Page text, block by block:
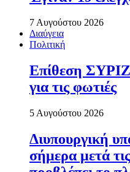
7 Αυγούστου 2026
Διαύγεια
Πολιτική
Επίθεση
για τις φωτιές
5 Αυγούστου 2026
Διυπουργική
σήμερα μετά